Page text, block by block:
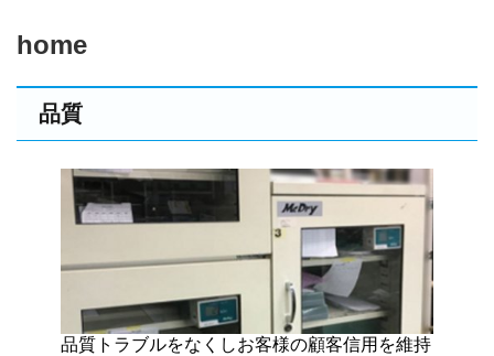
home
品質
品質トラブルをなくしお客様の顧客信用を維持